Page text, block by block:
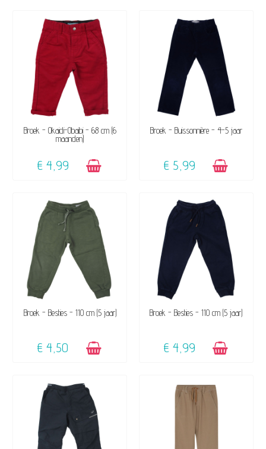
BESCHIKBAAR
Broek - Okaidi-Obaibi - 68 cm (6
maanden)
€ 4,99
BESCHIKBAAR
Broek - Buissonnière - 4-5 jaar
€ 5,99
BESCHIKBAAR
Broek - Besties - 110 cm (5 jaar)
€ 4,50
BESCHIKBAAR
Broek - Besties - 110 cm (5 jaar)
€ 4,99